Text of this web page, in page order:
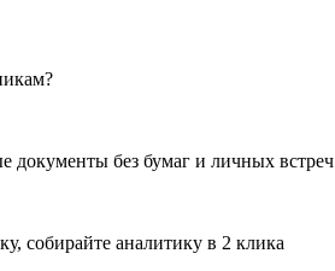
документы без бумаг и личных встреч
собирайте аналитику в 2 клика